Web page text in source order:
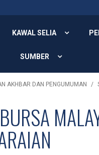
KAWAL SELIA
SUMBER
AKHBAR DAN PENGUMUMAN